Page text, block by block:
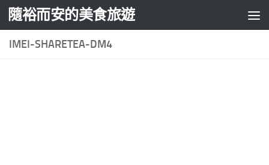
Skip to content
隨裕而安的美食旅遊
IMEI-SHARETEA-DM4